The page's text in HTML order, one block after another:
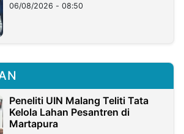
06/08/2026 - 08:50
Peneliti UIN Malang Teliti Tata
Kelola Lahan Pesantren di
Martapura